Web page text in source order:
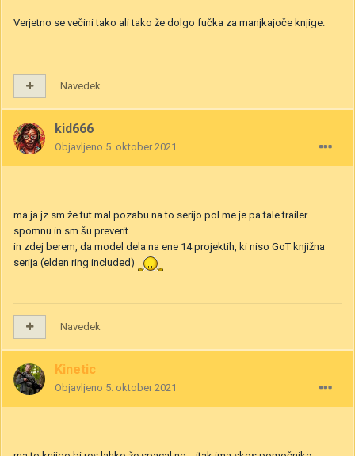
Verjetno se večini tako ali tako že dolgo fučka za manjkajoče knjige.
Navedek
kid666
Objavljeno 5. oktober 2021
ma ja jz sm že tut mal pozabu na to serijo pol me je pa tale trailer
spomnu in sm šu preverit
in zdej berem, da model dela na ene 14 projektih, ki niso GoT knjižna
serija (elden ring included)
Navedek
Kinetic
Objavljeno 5. oktober 2021